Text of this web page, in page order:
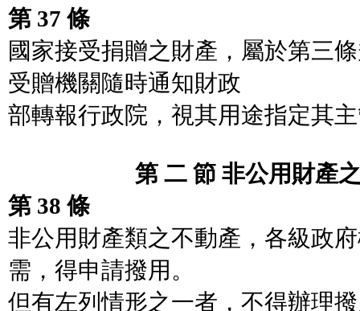
第 37 條
國家接受捐贈之財產，屬於第三
受贈機關隨時通知財政
部轉報行政院，視其用途指定其
第 二 節 非公用財產之
第 38 條
非公用財產類之不動產，各級政
需，得申請撥用。
但有左列情形之一者，不得辦理